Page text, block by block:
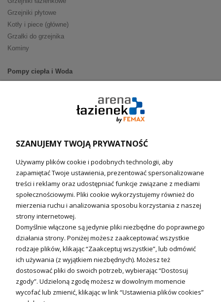
Grzejniki płytowe
Kotły i piece (główne)
Grzałki do grzejnika
Kominy
Pompy ciepła i Woda
Ogrzewanie podłogowe (główne)
Technika solarna
Fotowoltanika
Sterowniki i regulatory
Nagrzewnice i kurtyny
Kuchnia i Wentylacja
Kuchnia
Zlewozmywaki
Baterie kuchenne
Młynki do odpadów
SZANUJEMY TWOJĄ PRYWATNOŚĆ
Używamy plików cookie i podobnych technologii, aby
zapamiętać Twoje ustawienia, prezentować spersonalizowane
treści i reklamy oraz udostępniać funkcje związane z mediami
społecznościowymi. Pliki cookie wykorzystujemy również do
mierzenia ruchu i analizowania sposobu korzystania z naszej
strony internetowej.
Domyślnie włączone są jedynie pliki niezbędne do poprawnego
działania strony. Poniżej możesz zaakceptować wszystkie
rodzaje plików, klikając “Zaakceptuj wszystkie”, lub odmówić
ich używania (z wyjątkiem niezbędnych). Możesz też
dostosować pliki do swoich potrzeb, wybierając “Dostosuj
zgody”. Udzieloną zgodę możesz w dowolnym momencie
wycofać lub zmienić, klikając w link “Ustawienia plików cookies”